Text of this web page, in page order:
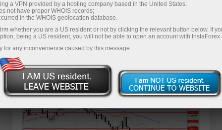
Пара AUD/USD решила дождаться выхода
американских данных по труду в диапазоне 0.6410/82
– провести консолидацию вместе с осциллятором
нейтральной линии на дневном графике.
a VPN provided by a hosting company based in the United States;
not have proper WHOIS records;
in the WHOIS geolocation database.
whether you are a US resident or not by clicking the relevant button below. If
being a US resident, you will not be able to open an account with InstaForex
for any inconvenience caused by this message.